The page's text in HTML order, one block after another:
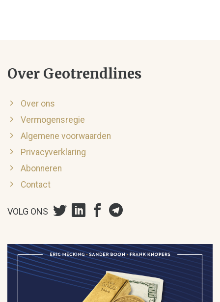
Over Geotrendlines
Over ons
Vermogensregie
Algemene voorwaarden
Privacyverklaring
Abonneren
Contact
VOLG ONS